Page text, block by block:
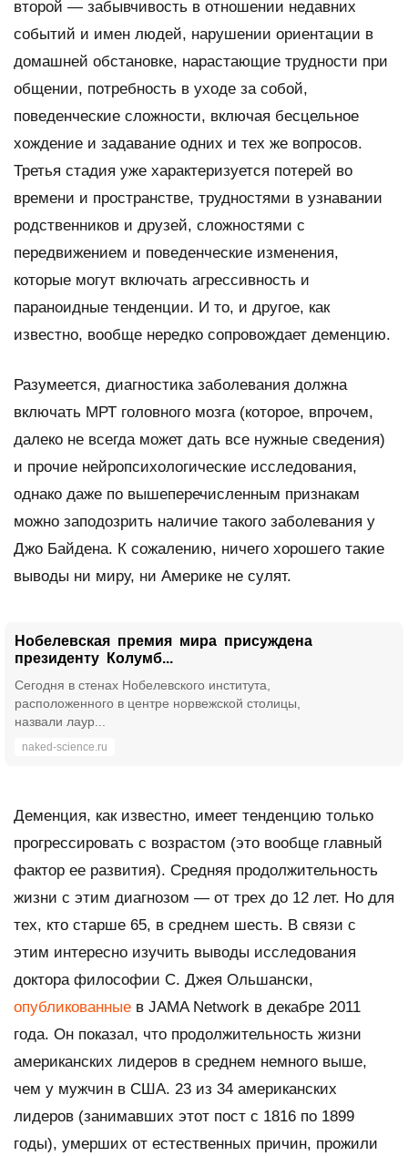
второй — забывчивость в отношении недавних
событий и имен людей, нарушении ориентации в
домашней обстановке, нарастающие трудности при
общении, потребность в уходе за собой,
поведенческие сложности, включая бесцельное
хождение и задавание одних и тех же вопросов.
Третья стадия уже характеризуется потерей во
времени и пространстве, трудностями в узнавании
родственников и друзей, сложностями с
передвижением и поведенческие изменения,
которые могут включать агрессивность и
параноидные тенденции. И то, и другое, как
известно, вообще нередко сопровождает деменцию.
Разумеется, диагностика заболевания должна
включать МРТ головного мозга (которое, впрочем,
далеко не всегда может дать все нужные сведения)
и прочие нейропсихологические исследования,
однако даже по вышеперечисленным признакам
можно заподозрить наличие такого заболевания у
Джо Байдена. К сожалению, ничего хорошего такие
выводы ни миру, ни Америке не сулят.
Нобелевская премия мира присуждена
президенту Колумб...
Сегодня в стенах Нобелевского института,
расположенного в центре норвежской столицы,
назвали лаур...
naked-science.ru
Деменция, как известно, имеет тенденцию только
прогрессировать с возрастом (это вообще главный
фактор ее развития). Средняя продолжительность
жизни с этим диагнозом — от трех до 12 лет. Но для
тех, кто старше 65, в среднем шесть. В связи с
этим интересно изучить выводы исследования
доктора философии С. Джея Ольшански,
опубликованные в JAMA Network в декабре 2011
года. Он показал, что продолжительность жизни
американских лидеров в среднем немного выше,
чем у мужчин в США. 23 из 34 американских
лидеров (занимавших этот пост с 1816 по 1899
годы), умерших от естественных причин, прожили